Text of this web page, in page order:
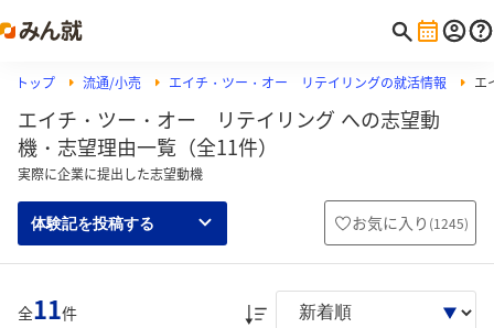
トップ 流通/小売 エイチ・ツー・オー リテイリングの就活情報 エ
エイチ・ツー・オー リテイリング への志望動
機・志望理由一覧（全11件）
実際に企業に提出した志望動機
体験記を投稿する お気に入り (1245)
全11件